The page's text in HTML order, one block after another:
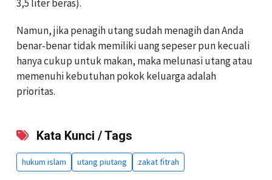
3,5 liter beras).
Namun, jika penagih utang sudah menagih dan Anda
benar-benar tidak memiliki uang sepeser pun kecuali
hanya cukup untuk makan, maka melunasi utang atau
memenuhi kebutuhan pokok keluarga adalah
prioritas.
Kata Kunci / Tags
hukum islam utang piutang zakat fitrah